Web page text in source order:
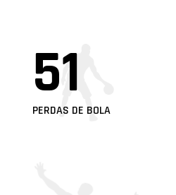
51
PERDAS DE BOLA